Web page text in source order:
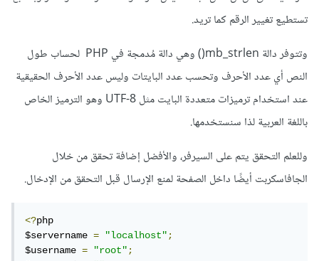
تستطيع تغيير الرقم كما تريد.
وتتوفر دالة mb_strlen() وهي دالة مُدمجة في PHP لحساب طول
النص أي عدد الأحرف وتحسب عدد البايتات وليس عدد الأحرف الحقيقية
عند استخدام ترميزات متعددة البايت مثل UTF-8 وهو الترميز الخاص
باللغة العربية لذا سنستخدمها.
وللعلم التحقق يتم على السيرفر، والأفضل إضافة تحقق من خلال
الجافاسكربت أيضًا داخل الصفحة لمنع الإرسال قبل التحقق من الإدخال.
<?php
$servername = "localhost";
$username = "root";